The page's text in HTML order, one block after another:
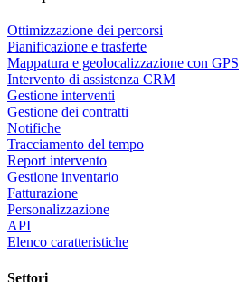
Ottimizzazione dei percorsi
Pianificazione e trasferte
Mappatura e geolocalizzazione con GPS
Intervento di assistenza CRM
Gestione interventi
Gestione dei contratti
Notifiche
Tracciamento del tempo
Report intervento
Gestione inventario
Fatturazione
Personalizzazione
API
Elenco caratteristiche
Settori